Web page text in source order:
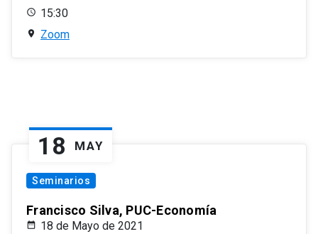
15:30
Zoom
18 MAY
Seminarios
Francisco Silva, PUC-Economía
18 de Mayo de 2021